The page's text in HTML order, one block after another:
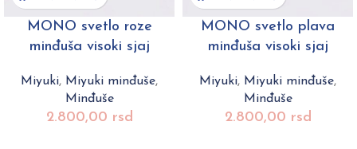
MONO svetlo roze
minđuša visoki sjaj
Miyuki, Miyuki minđuše,
Minđuše
2.800,00 rsd
MONO svetlo plava
minđuša visoki sjaj
Miyuki, Miyuki minđuše,
Minđuše
2.800,00 rsd